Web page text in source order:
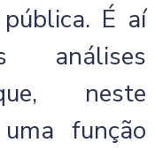
É aí
análises
neste
função